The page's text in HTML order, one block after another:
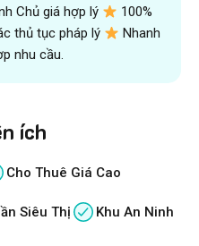
Chủ giá hợp lý
100%
thủ tục pháp lý
Nhanh
nhu cầu.
ích
Cho Thuê Giá Cao
Siêu Thị Khu An Ninh